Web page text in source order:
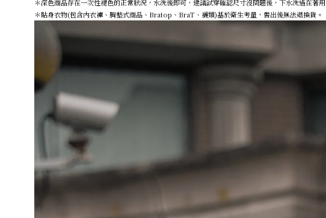
＊深色商品存在一次性褪色的正常狀況，水洗後即可，建議試穿確認尺寸沒問題後，下水洗過在著用
＊貼身衣物(包含內衣褲、胸墊式商品、Bratop、BraT、襪類)基於衛生考量，售出後無法退換貨。